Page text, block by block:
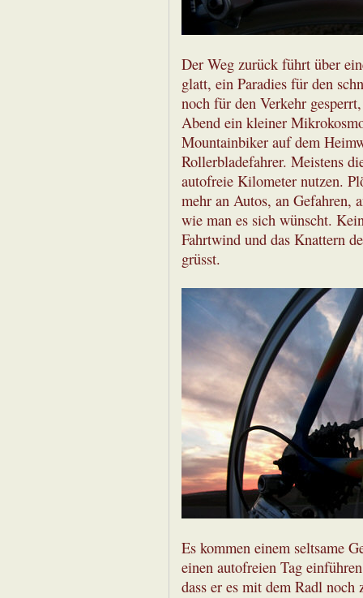
Der Weg zurück führt über
glatt, ein Paradies für den
noch für den Verkehr
Abend ein kleiner
Mountainbiker auf dem
Rollerbladefahrer. Meistens
autofreie Kilometer nutzen.
mehr an Autos, an Gefahren,
wie man es sich wünscht.
Fahrtwind und das Knattern
grüsst.
Es kommen einem seltsame
einen autofreien Tag
dass er es mit dem Radl